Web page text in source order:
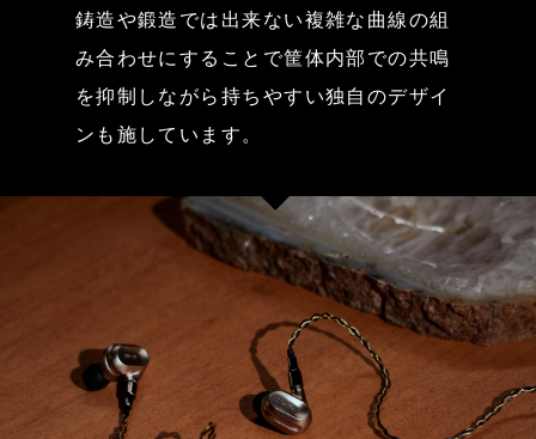
鋳造や鍛造では出来ない複雑な曲線の組
み合わせにすることで筐体内部での共鳴
を抑制しながら持ちやすい独自のデザイ
ンも施しています。